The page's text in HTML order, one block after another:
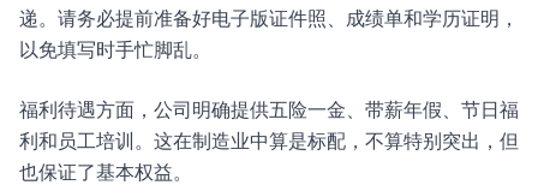
递。请务必提前准备好电子版证件照、成绩单和学历证明，
以免填写时手忙脚乱。
福利待遇方面，公司明确提供五险一金、带薪年假、节日福
利和员工培训。这在制造业中算是标配，不算特别突出，但
也保证了基本权益。